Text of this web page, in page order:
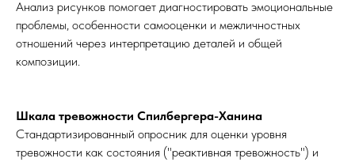
Анализ рисунков помогает диагностировать эмоциональные
проблемы, особенности самооценки и межличностных
отношений через интерпретацию деталей и общей
композиции.
Шкала тревожности Спилбергера-Ханина
Стандартизированный опросник для оценки уровня
тревожности как состояния ("реактивная тревожность") и